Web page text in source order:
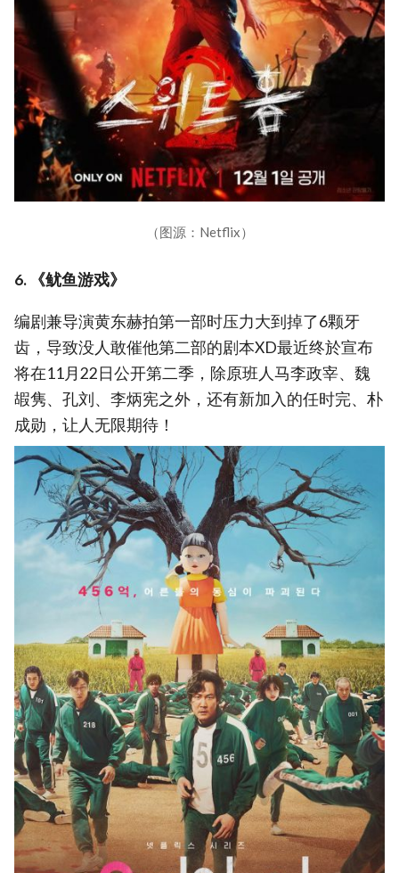
（图源：Netflix）
6. 《鱿鱼游戏》
编剧兼导演黄东赫拍第一部时压力大到掉了6颗牙
齿，导致没人敢催他第二部的剧本XD最近终於宣布
将在11月22日公开第二季，除原班人马李政宰、魏
嘏隽、孔刘、李炳宪之外，还有新加入的任时完、朴
成勋，让人无限期待！